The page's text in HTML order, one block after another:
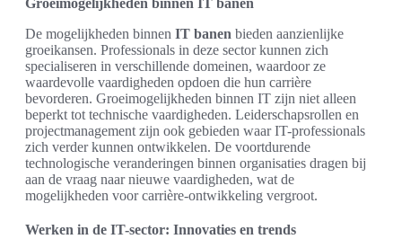
Groeimogelijkheden binnen IT banen
De mogelijkheden binnen IT banen bieden aanzienlijke
groeikansen. Professionals in deze sector kunnen zich
specialiseren in verschillende domeinen, waardoor ze
waardevolle vaardigheden opdoen die hun carrière
bevorderen. Groeimogelijkheden binnen IT zijn niet alleen
beperkt tot technische vaardigheden. Leiderschapsrollen en
projectmanagement zijn ook gebieden waar IT-professionals
zich verder kunnen ontwikkelen. De voortdurende
technologische veranderingen binnen organisaties dragen bij
aan de vraag naar nieuwe vaardigheden, wat de
mogelijkheden voor carrière-ontwikkeling vergroot.
Werken in de IT-sector: Innovaties en trends